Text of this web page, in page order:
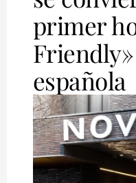
primer
española